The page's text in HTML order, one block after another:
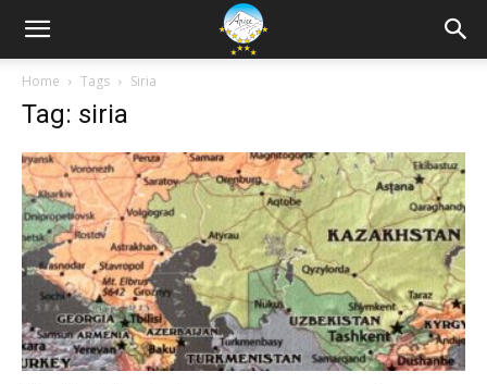
Home Tags Siria
Tag: siria